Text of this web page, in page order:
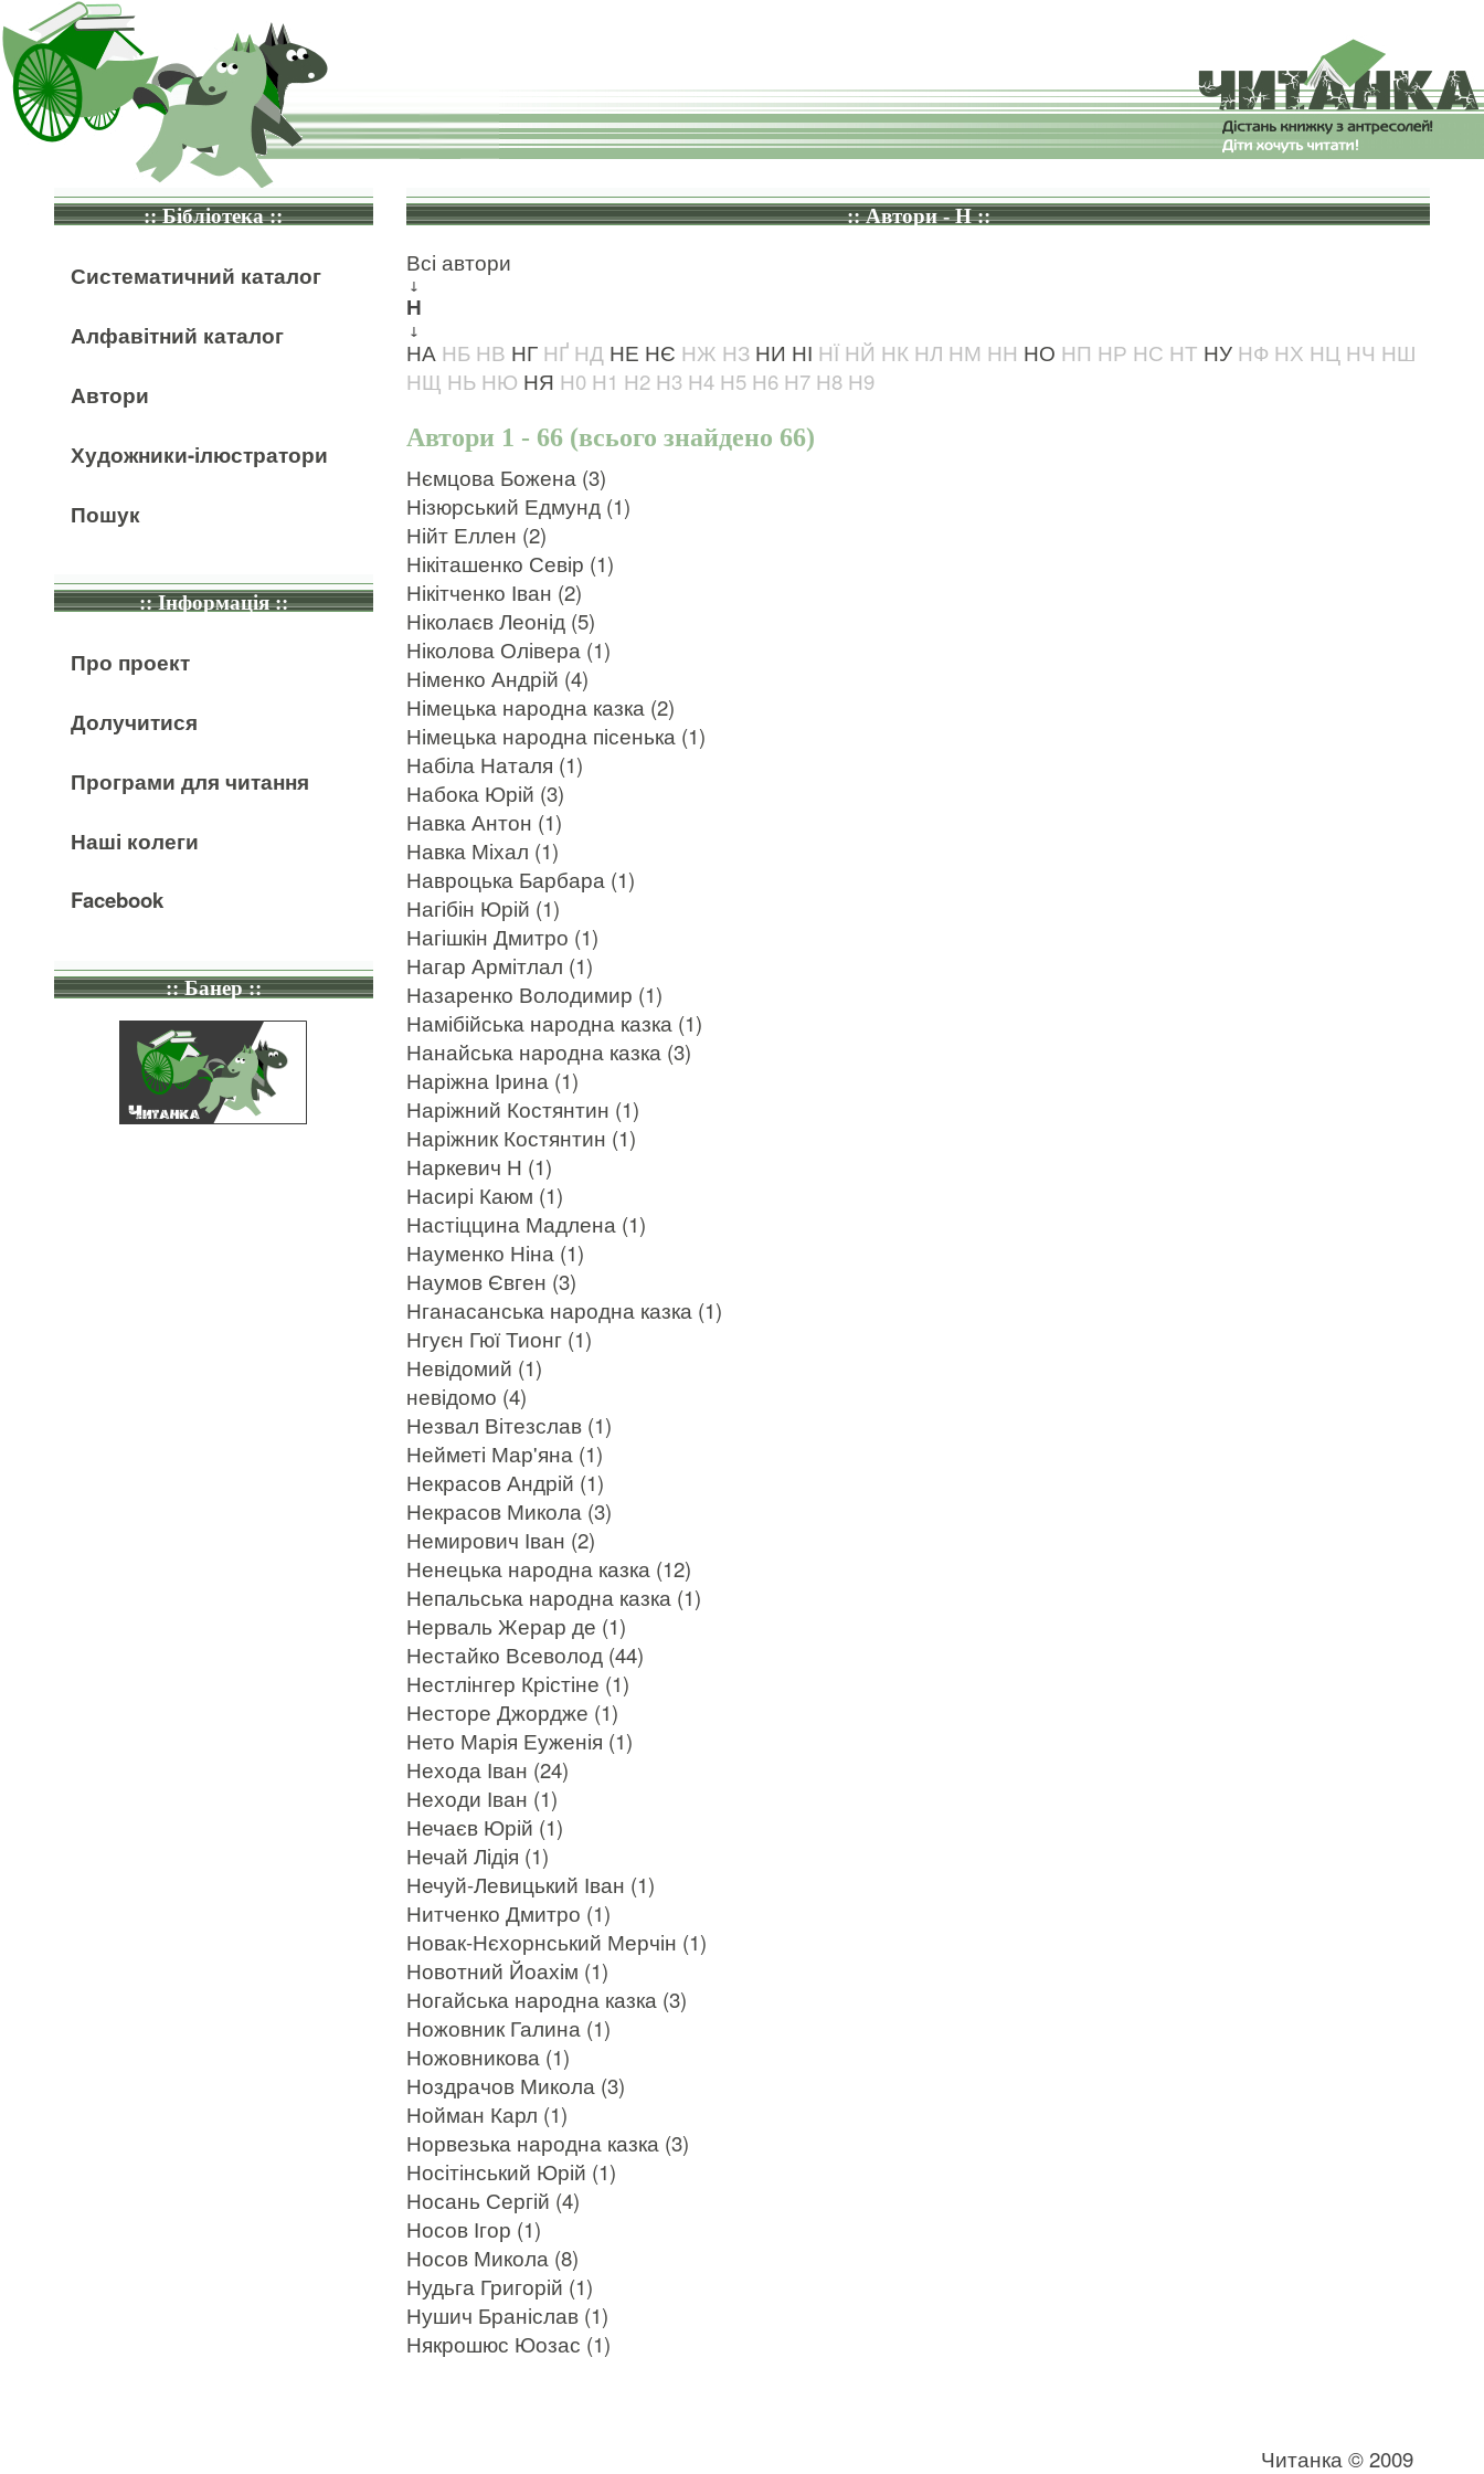
:: Бібліотека ::
Систематичний каталог
Алфавітний каталог
Автори
Художники-ілюстратори
Пошук
:: Інформація ::
Про проект
Долучитися
Програми для читання
Наші колеги
Facebook
:: Банер ::
:: Автори - Н ::
Всі автори
↓
Н
↓
НА НБ НВ НГ НҐ НД НЕ НЄ НЖ НЗ НИ НІ НЇ НЙ НК НЛ НМ НН НО НП НР НС НТ НУ НФ НХ НЦ НЧ НШ
НЩ НЬ НЮ НЯ Н0 Н1 Н2 Н3 Н4 Н5 Н6 Н7 Н8 Н9
Автори 1 - 66 (всього знайдено 66)
Нємцова Божена (3)
Нізюрський Едмунд (1)
Нійт Еллен (2)
Нікіташенко Севір (1)
Нікітченко Іван (2)
Ніколаєв Леонід (5)
Ніколова Олівера (1)
Німенко Андрій (4)
Німецька народна казка (2)
Німецька народна пісенька (1)
Набіла Наталя (1)
Набока Юрій (3)
Навка Антон (1)
Навка Міхал (1)
Навроцька Барбара (1)
Нагібін Юрій (1)
Нагішкін Дмитро (1)
Нагар Армітлал (1)
Назаренко Володимир (1)
Намібійська народна казка (1)
Нанайська народна казка (3)
Наріжна Ірина (1)
Наріжний Костянтин (1)
Наріжник Костянтин (1)
Наркевич Н (1)
Насирі Каюм (1)
Настіццина Мадлена (1)
Науменко Ніна (1)
Наумов Євген (3)
Нганасанська народна казка (1)
Нгуєн Гюї Тионг (1)
Невідомий (1)
невідомо (4)
Незвал Вітезслав (1)
Нейметі Мар'яна (1)
Некрасов Андрій (1)
Некрасов Микола (3)
Немирович Іван (2)
Ненецька народна казка (12)
Непальська народна казка (1)
Нерваль Жерар де (1)
Нестайко Всеволод (44)
Нестлінгер Крістіне (1)
Несторе Джордже (1)
Нето Марія Еуженія (1)
Нехода Іван (24)
Неходи Іван (1)
Нечаєв Юрій (1)
Нечай Лідія (1)
Нечуй-Левицький Іван (1)
Нитченко Дмитро (1)
Новак-Нєхорнський Мерчін (1)
Новотний Йоахім (1)
Ногайська народна казка (3)
Ножовник Галина (1)
Ножовникова (1)
Ноздрачов Микола (3)
Нойман Карл (1)
Норвезька народна казка (3)
Носітінський Юрій (1)
Носань Сергій (4)
Носов Ігор (1)
Носов Микола (8)
Нудьга Григорій (1)
Нушич Браніслав (1)
Някрошюс Юозас (1)
Читанка © 2009